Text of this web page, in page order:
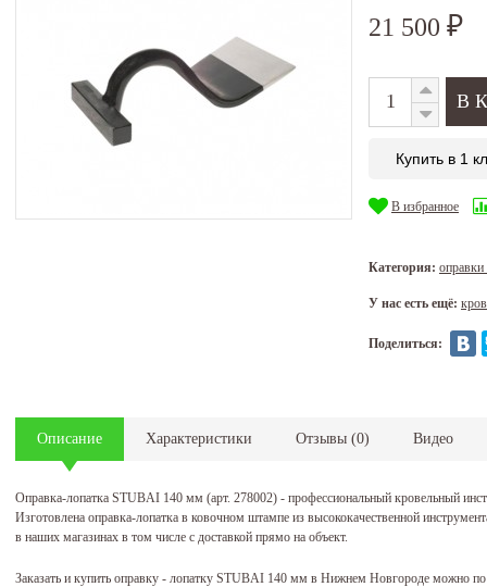
21 500 ₽
Купить в 1
В избранное
Категория:
У нас есть ещё:
Поделиться:
Описание Характеристики Отзывы (0) Видео
Оправка-лопатка STUBAI 140 мм (арт. 278002) - профессиональный кровельный
Изготовлена оправка-лопатка в ковочном штампе из высококачественной
в наших магазинах в том числе с доставкой прямо на объект.
Заказать и купить оправку - лопатку STUBAI 140 мм в Нижнем Новгороде можно